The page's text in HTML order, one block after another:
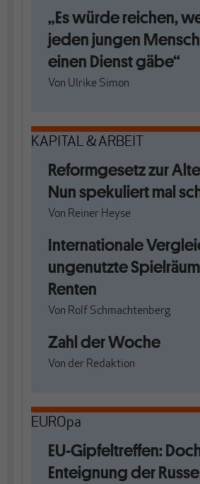
„Es würde reichen,
jeden jungen
einen Dienst gäbe“
Von Ulrike Simon
KAPITAL & ARBEIT
Reformgesetz zur
Nun spekuliert mal
Von Reiner Heyse
Internationale
ungenutzte
Renten
Von Rolf Schmachtenberg
Zahl der Woche
Von der Redaktion
EUROpa
EU-Gipfeltreffen:
Enteignung der